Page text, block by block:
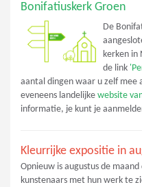
Bonifatiuskerk Groen
De
kerken in
de link
aantal dingen waar u zelf mee
eveneens landelijke website
informatie, je kunt je
Kleurrijke expositie in
Opnieuw is augustus de
kunstenaars met hun werk te